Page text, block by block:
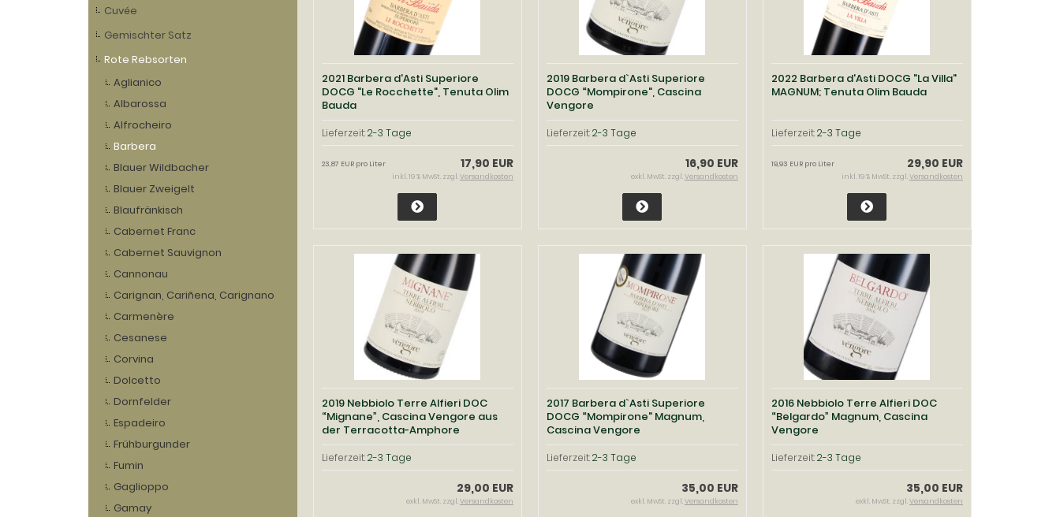
2021 Barbera d'Asti Superiore
DOCG "Le Rocchette", Tenuta Olim
Bauda
Lieferzeit:2-3 Tage
17,90 EUR
23,87 EUR pro Liter
inkl. 19 % MwSt. zzgl.Versandkosten
2019 Barbera d`Asti Superiore
DOCG “Mompirone", Cascina
Vengore
Lieferzeit:2-3 Tage
16,90 EUR
exkl. MwSt. zzgl.Versandkosten
2022 Barbera d'Asti DOCG "La Villa"
MAGNUM; Tenuta Olim Bauda
Lieferzeit:2-3 Tage
29,90 EUR
19,93 EUR pro Liter
inkl. 19 % MwSt. zzgl.Versandkosten
2019 Nebbiolo Terre Alfieri DOC
“Mignane”, Cascina Vengore aus
der Terracotta-Amphore
Lieferzeit:2-3 Tage
29,00 EUR
exkl. MwSt. zzgl.Versandkosten
2017 Barbera d`Asti Superiore
DOCG “Mompirone" Magnum,
Cascina Vengore
Lieferzeit:2-3 Tage
35,00 EUR
exkl. MwSt. zzgl.Versandkosten
2016 Nebbiolo Terre Alfieri DOC
“Belgardo” Magnum, Cascina
Vengore
Lieferzeit:2-3 Tage
35,00 EUR
exkl. MwSt. zzgl.Versandkosten
Cuvée
Gemischter Satz
Rote Rebsorten
Aglianico
Albarossa
Alfrocheiro
Barbera
Blauer Wildbacher
Blauer Zweigelt
Blaufränkisch
Cabernet Franc
Cabernet Sauvignon
Cannonau
Carignan, Cariñena, Carignano
Carmenère
Cesanese
Corvina
Dolcetto
Dornfelder
Espadeiro
Frühburgunder
Fumin
Gaglioppo
Gamay